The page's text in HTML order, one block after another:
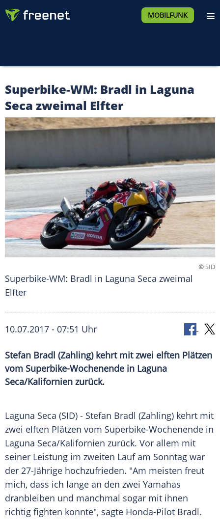
MOBILFUNK
Superbike-WM: Bradl in Laguna
Seca zweimal Elfter
©SID
Superbike-WM: Bradl in Laguna Seca zweimal
Elfter
10.07.2017 - 07:51 Uhr
Stefan Bradl (Zahling) kehrt mit zwei elften Plätzen
vom Superbike-Wochenende in Laguna
Seca/Kalifornien zurück.
Laguna Seca (SID) - Stefan Bradl (Zahling) kehrt mit
zwei elften Plätzen vom Superbike-Wochenende in
Laguna Seca/Kalifornien zurück. Vor allem mit
seiner Leistung im zweiten Lauf am Sonntag war
der 27-Jährige hochzufrieden. "Am meisten freut
mich, dass ich lange an den zwei Yamahas
dranbleiben und manchmal sogar mit ihnen
richtig fighten konnte", sagte Honda-Pilot Bradl.